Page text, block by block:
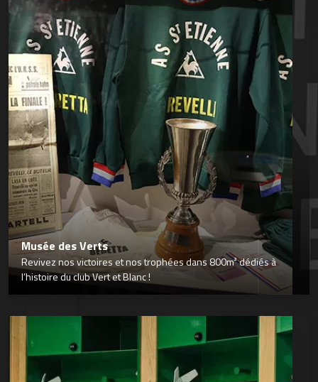
Musée des Verts
Revivez nos victoires et nos trophées dans 800m² dédiés à
l’histoire du club Vert et Blanc !